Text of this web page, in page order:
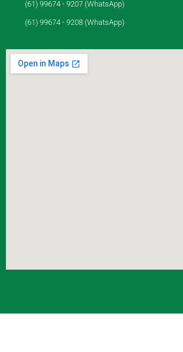
(61) 99674 - 9207 (WhatsApp)
(61) 99674 - 9208 (WhatsApp)